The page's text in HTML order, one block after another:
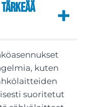
kuten
suoritetut